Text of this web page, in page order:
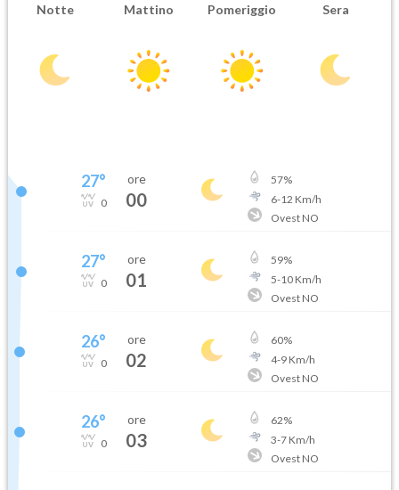
Notte Mattino Pomeriggio Sera
27°
0
ore
00
57%
6-12 Km/h
Ovest NO
27°
0
ore
01
59%
5-10Km/h
Ovest NO
26°
0
ore
02
60%
4-9Km/h
Ovest NO
26°
0
ore
03
62%
3-7Km/h
Ovest NO